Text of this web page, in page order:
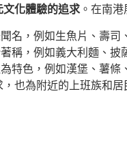
化體驗的追求 。在南
名，例如生魚片、壽司
稱，例如義大利麵、披
特色，例如漢堡、薯條
也為附近的上班族和